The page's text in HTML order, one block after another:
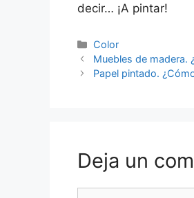
decir… ¡A pintar!
Color
Muebles de madera.
Papel pintado.
Deja un